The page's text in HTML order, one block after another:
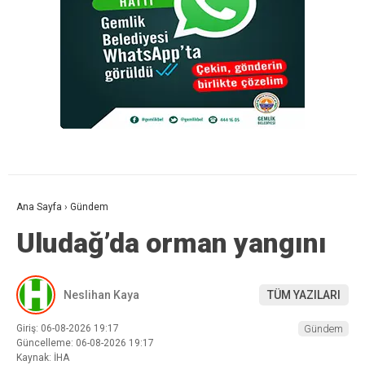
Ana Sayfa › Gündem
Uludağ’da orman yangını
Neslihan Kaya TÜM YAZILARI
Giriş: 06-08-2026 19:17
Güncelleme: 06-08-2026 19:17
Kaynak: İHA
Gündem